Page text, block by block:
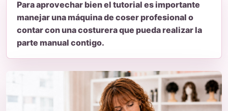
Para aprovechar bien el tutorial es importante
manejar una máquina de coser profesional o
contar con una costurera que pueda realizar la
parte manual contigo.